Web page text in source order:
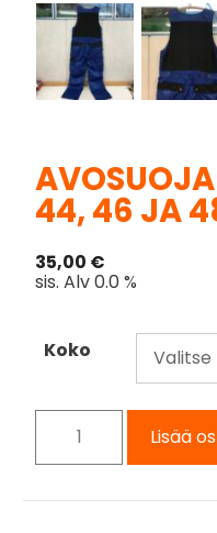
44, 46 JA
35,00 €
sis. Alv 0.0 %
Koko
Lisää